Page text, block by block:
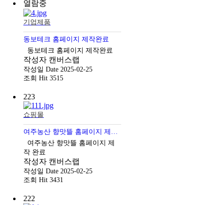
열람중
기업제품
동보테크 홈페이지 제작완료
동보테크 홈페이지 제작완료
작성자 캔버스랩
작성일 Date 2025-02-25
조회 Hit 3515
223
쇼핑몰
여주농산 향맛뜰 홈페이지 제
작 완료
작성자 캔버스랩
작성일 Date 2025-02-25
조회 Hit 3431
222